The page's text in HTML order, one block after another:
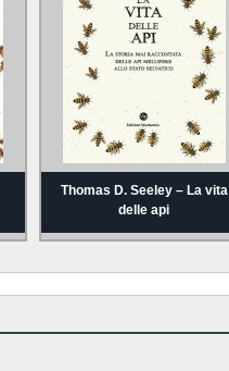
Thomas D. Seeley – La vita
delle api